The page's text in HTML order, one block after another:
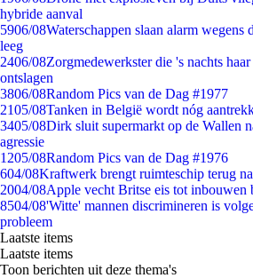
hybride aanval
5906/08Waterschappen slaan alarm wegens
leeg
2406/08Zorgmedewerkster die 's nachts
ontslagen
3806/08Random Pics van de Dag #1977
2105/08Tanken in België wordt nóg
3405/08Dirk sluit supermarkt op de Wallen
agressie
1205/08Random Pics van de Dag #1976
604/08Kraftwerk brengt ruimteschip terug
2004/08Apple vecht Britse eis tot inbouwen
8504/08'Witte' mannen discrimineren is
probleem
Laatste items
Laatste items
Toon berichten uit deze thema's